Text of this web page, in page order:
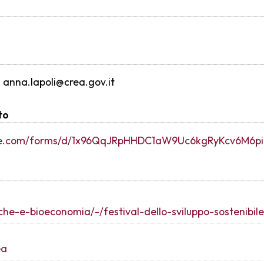
forms/d/
e-bioeconomia/-/festival-dello-sviluppo-